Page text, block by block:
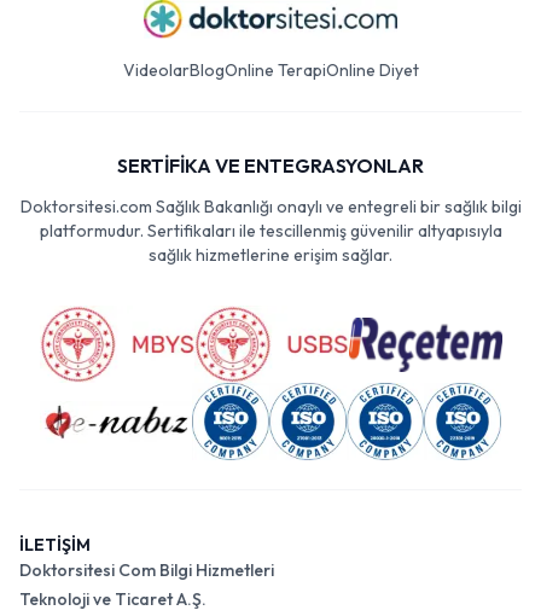
VideolarBlogOnline TerapiOnline Diyet
SERTİFİKA VE ENTEGRASYONLAR
Doktorsitesi.com Sağlık Bakanlığı onaylı ve entegreli bir sağlık bilgi
platformudur. Sertifikaları ile tescillenmiş güvenilir altyapısıyla
sağlık hizmetlerine erişim sağlar.
İLETİŞİM
Doktorsitesi Com Bilgi Hizmetleri
Teknoloji ve Ticaret A.Ş.